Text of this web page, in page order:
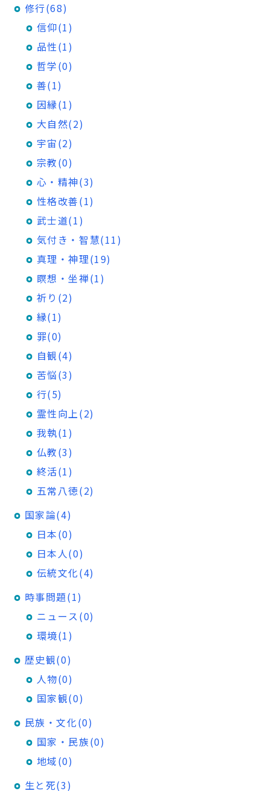
修行(68)
信仰(1)
品性(1)
哲学(0)
善(1)
因縁(1)
大自然(2)
宇宙(2)
宗教(0)
心・精神(3)
性格改善(1)
武士道(1)
気付き・智慧(11)
真理・神理(19)
瞑想・坐禅(1)
祈り(2)
縁(1)
罪(0)
自観(4)
苦悩(3)
行(5)
霊性向上(2)
我執(1)
仏教(3)
終活(1)
五常八徳(2)
国家論(4)
日本(0)
日本人(0)
伝統文化(4)
時事問題(1)
ニュース(0)
環境(1)
歴史観(0)
人物(0)
国家観(0)
民族・文化(0)
国家・民族(0)
地域(0)
生と死(3)